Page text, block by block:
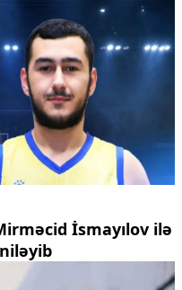
İsmayılov ilə